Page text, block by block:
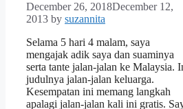
December 26, 2018December 12,
2013 by suzannita
Selama 5 hari 4 malam, saya
mengajak adik saya dan suaminya
serta tante jalan-jalan ke Malaysia.
judulnya jalan-jalan keluarga.
Kesempatan ini memang langkah
apalagi jalan-jalan kali ini gratis.